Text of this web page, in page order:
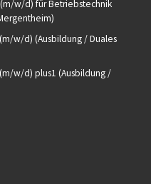
w/d) für Betriebstechnik
w/d) (Ausbildung / Duales
w/d) plus1 (Ausbildung /